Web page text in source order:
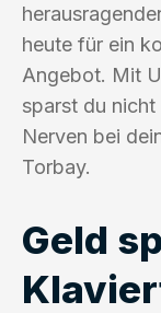
heute für ein
Angebot. Mit
sparst du nicht
Nerven bei
Torbay.
Geld